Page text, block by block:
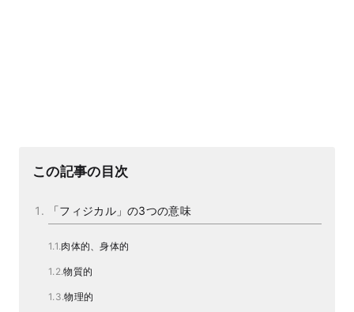
この記事の目次
「フィジカル」の3つの意味
肉体的、身体的
物質的
物理的